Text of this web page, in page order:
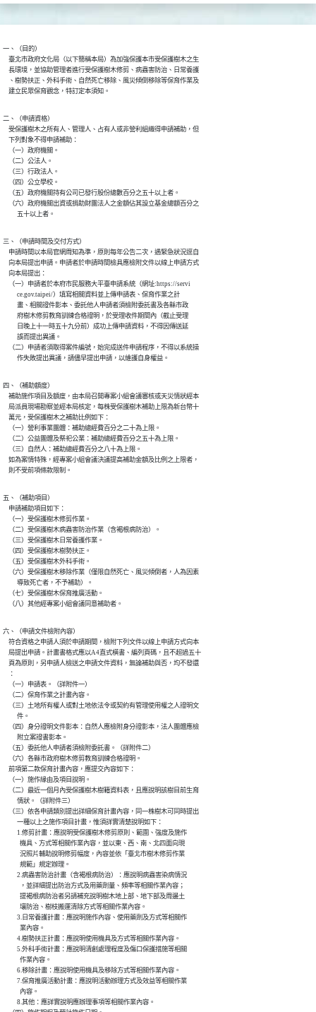
一、（目的）
    臺北市政府文化局（以下簡稱本局）為加強保護本市受保護樹木之生
    長環境，並協助管理者進行受保護樹木修剪、病蟲害防治、日常養護
    、樹勢扶正、外科手術、自然死亡移除、風災傾倒移除等保育作業及
    建立民眾保育觀念，特訂定本須知。
二、（申請資格）
    受保護樹木之所有人、管理人、占有人或非營利組織得申請補助，但
    下列對象不得申請補助：
    （一）政府機關。
    （二）公法人。
    （三）行政法人。
    （四）公立學校。
    （五）政府機關持有公司已發行股份總數百分之五十以上者。
    （六）政府機關出資或捐助財團法人之金額佔其設立基金總額百分之
          五十以上者。
三、（申請時間及交付方式）
    申請時間以本局官網周知為準，原則每年公告二次，遇緊急狀況逕自
    向本局提出申請。申請者於申請時間檢具應檢附文件以線上申請方式
    向本局提出：
    （一）申請者於本府市民服務大平臺申請系統（網址:https://servi
          ce.gov.taipei/）填寫相關資料並上傳申請表、保育作業之計
          畫、相關證件影本、委託他人申請者須檢附委託書及各縣市政
          府樹木修剪教育訓練合格證明，於受理收件期間內（截止受理
          日晚上十一時五十九分前）成功上傳申請資料，不得因傳送延
          誤而提出異議。
    （二）申請者須取得案件編號，始完成送件申請程序，不得以系統操
          作失敗提出異議，請儘早提出申請，以維護自身權益。
四、（補助額度）
    補助施作項目及額度，由本局召開專案小組會議審核或天災情狀經本
    局派員現場勘察並經本局核定，每株受保護樹木補助上限為新台幣十
    萬元，受保護樹木之補助比例如下：
    （一）營利事業團體：補助總經費百分之二十為上限。
    （二）公益團體及祭祀公業：補助總經費百分之五十為上限。
    （三）自然人：補助總經費百分之八十為上限。
    如為案情特殊，經專案小組會議決議提高補助金額及比例之上限者，
    則不受前項條款限制。
五、（補助項目）
    申請補助項目如下：
    （一）受保護樹木修剪作業。
    （二）受保護樹木病蟲害防治作業（含褐根病防治）。
    （三）受保護樹木日常養護作業。
    （四）受保護樹木樹勢扶正。
    （五）受保護樹木外科手術。
    （六）受保護樹木移除作業（僅限自然死亡、風災傾倒者，人為因素
          導致死亡者，不予補助）。
    （七）受保護樹木保育推廣活動。
    （八）其他經專案小組會議同意補助者。
六、（申請文件檢附內容）
    符合資格之申請人須於申請期間，檢附下列文件以線上申請方式向本
    局提出申請。計畫書格式應以A4直式橫書、編列頁碼，且不超過五十
    頁為原則，另申請人檢送之申請文件資料，無論補助與否，均不發還
    ：
    （一）申請表。（詳附件一）
    （二）保育作業之計畫內容。
    （三）土地所有權人或對土地依法令或契約有管理使用權之人證明文
          件。
    （四）身分證明文件影本：自然人應檢附身分證影本，法人團體應檢
          附立案證書影本。
    （五）委託他人申請者須檢附委託書。（詳附件二）
    （六）各縣市政府樹木修剪教育訓練合格證明。
    前項第二款保育計畫內容，應提交內容如下：
    （一）施作緣由及項目說明。
    （二）最近一個月內受保護樹木樹籍資料表，且應說明該樹目前生育
          情狀。（詳附件三）
    （三）依各申請類別提出詳細保育計畫內容，同一株樹木可同時提出
          一種以上之施作項目計畫，惟須詳實清楚說明如下：
          1.修剪計畫：應說明受保護樹木修剪原則、範圍、強度及施作
            機具、方式等相關作業內容，並以東、西、南、北四面向現
            況照片輔助說明修剪幅度，內容並依「臺北市樹木修剪作業
            規範」規定辦理。
          2.病蟲害防治計畫（含褐根病防治）：應說明病蟲害染病情況
            ，並詳細提出防治方式及用藥劑量、頻率等相關作業內容；
            提褐根病防治者另請補充說明樹木地上部、地下部及周邊土
            壤防治、樹枝搬運清除方式等相關作業內容。
          3.日常養護計畫：應說明施作內容、使用藥劑及方式等相關作
            業內容。
          4.樹勢扶正計畫：應說明使用機具及方式等相關作業內容。
          5.外科手術計畫：應說明清創處理程度及傷口保護措施等相關
            作業內容。
          6.移除計畫：應說明使用機具及移除方式等相關作業內容。
          7.保育推廣活動計畫：應說明活動辦理方式及效益等相關作業
            內容。
          8.其他：應詳實說明應辦理事項等相關作業內容。